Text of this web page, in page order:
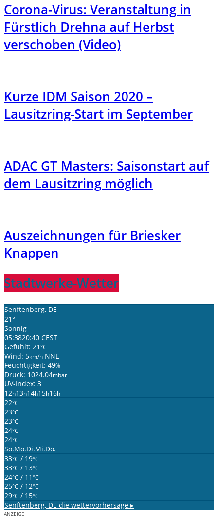
Corona-Virus: Veranstaltung in
Fürstlich Drehna auf Herbst
verschoben (Video)
Kurze IDM Saison 2020 –
Lausitzring-Start im September
ADAC GT Masters: Saisonstart auf
dem Lausitzring möglich
Auszeichnungen für Briesker
Knappen
Stadtwerke-Wetter
Senftenberg, DE
21°
Sonnig
05:3820:40 CEST
Gefühlt: 21 °C
Wind: 5km/h NNE
Feuchtigkeit: 49%
Druck: 1024.04mbar
UV-Index: 3
12h13h14h15h16h
22°C
23°C
23°C
24°C
24°C
So.Mo.Di.Mi.Do.
33°C / 19°C
33°C / 13°C
24°C / 11 °C
25°C / 12°C
29°C / 15°C
Senftenberg, DE die wettervorhersage ▸
ANZEIGE